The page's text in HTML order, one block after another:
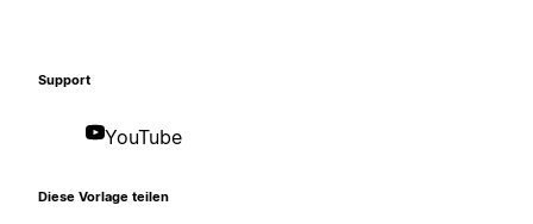
Support
YouTube
Diese Vorlage teilen